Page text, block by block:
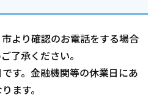
より確認のお電話をする場合
了承ください。
す。金融機関等の休業日にあ
ます。